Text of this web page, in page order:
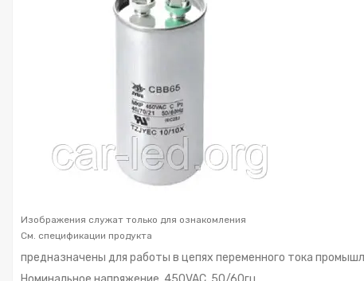
Изображения служат только для ознакомления
См. спецификации продукта
предназначены для работы в цепях переменного тока